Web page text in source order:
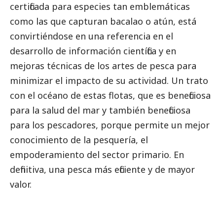
certificada para especies tan emblemáticas
como las que capturan bacalao o atún, está
convirtiéndose en una referencia en el
desarrollo de información científica y en
mejoras técnicas de los artes de pesca para
minimizar el impacto de su actividad. Un trato
con el océano de estas flotas, que es beneficiosa
para la salud del mar y también beneficiosa
para los pescadores, porque permite un mejor
conocimiento de la pesquería, el
empoderamiento del sector primario. En
definitiva, una pesca más eficiente y de mayor
valor.